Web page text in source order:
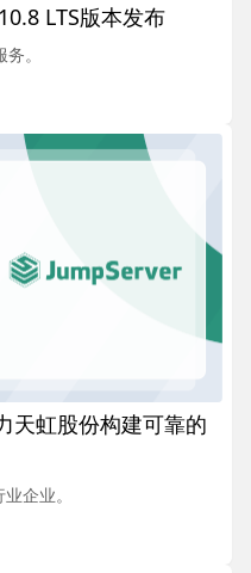
LTS版本发布
。
天虹股份构建可靠的
企业。